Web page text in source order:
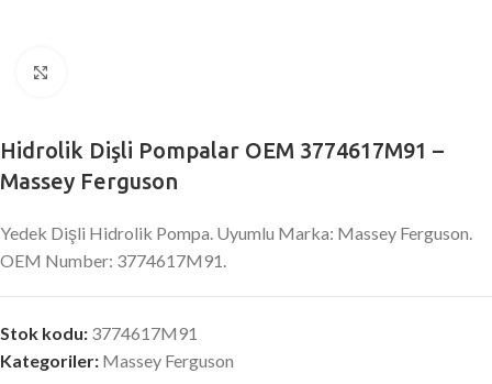
Hidrolik Dişli Pompalar OEM 3774617M91 –
Massey Ferguson
Yedek Dişli Hidrolik Pompa. Uyumlu Marka: Massey Ferguson.
OEM Number: 3774617M91.
Stok kodu: 3774617M91
Kategoriler: Massey Ferguson